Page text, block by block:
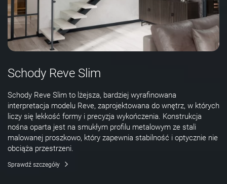
Schody Reve Slim
Schody Reve Slim to lżejsza, bardziej wyrafinowana
interpretacja modelu Reve, zaprojektowana do wnętrz, w których
liczy się lekkość formy i precyzja wykończenia. Konstrukcja
nośna oparta jest na smukłym profilu metalowym ze stali
malowanej proszkowo, który zapewnia stabilność i optycznie nie
obciąża przestrzeni.
Sprawdź szczegóły